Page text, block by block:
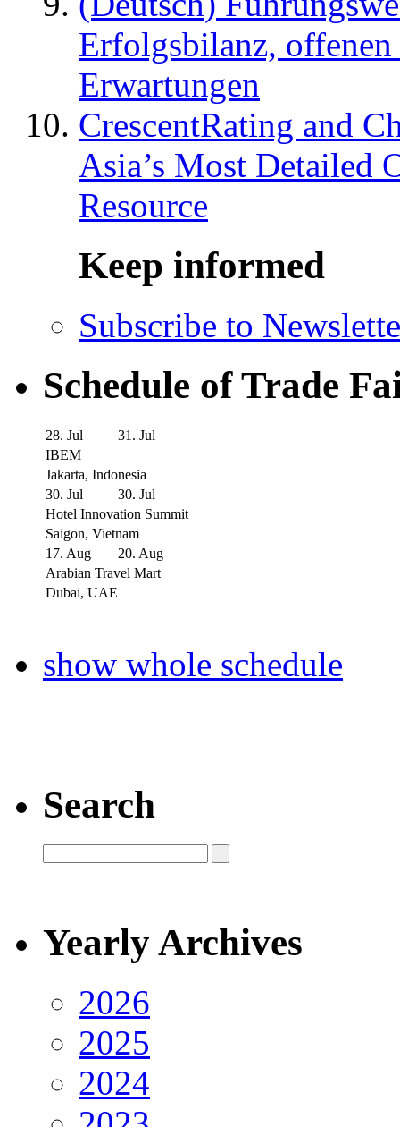
Erfolgsbilanz,
Erwartungen
CrescentRating and
Asia’s Most Detailed
Resource
Keep informed
Subscribe to
Schedule of Trade
28. Jul
31. Jul
IBEM
Jakarta, Indonesia
30. Jul
30. Jul
Hotel Innovation Summit
Saigon, Vietnam
17. Aug
20. Aug
Arabian Travel Mart
Dubai, UAE
show whole schedule
Search
Yearly Archives
2026
2025
2024